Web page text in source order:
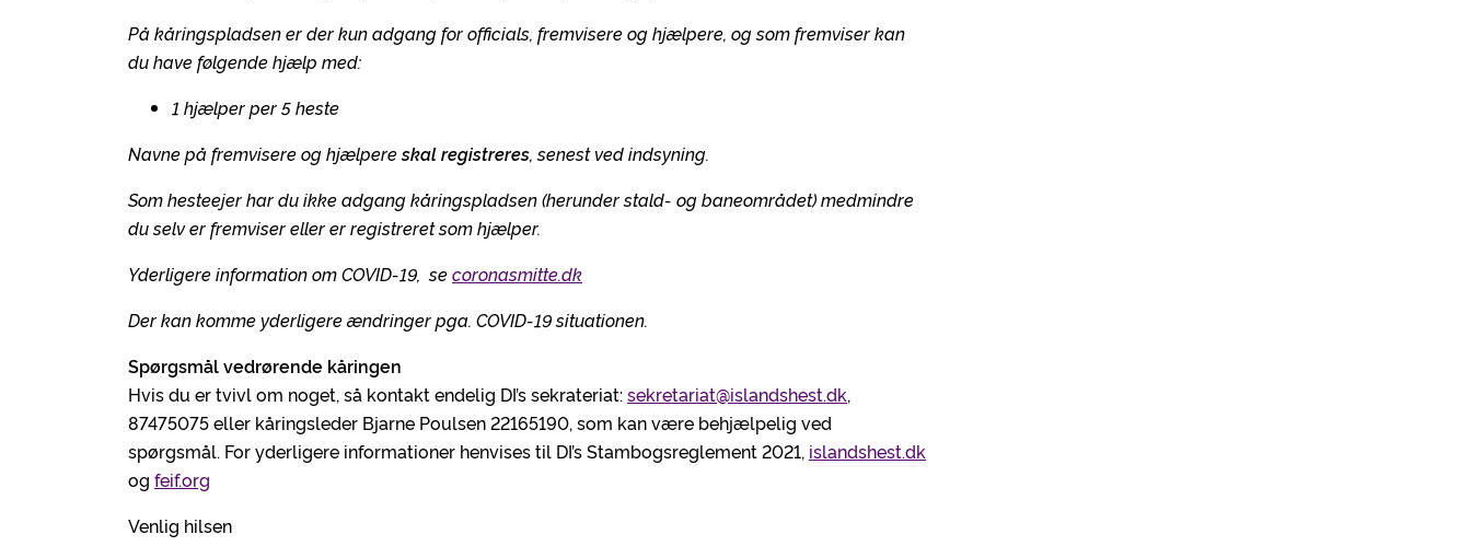
På kåringspladsen er der kun adgang for officials, fremvisere og hjælpere, og som fremviser kan
du have følgende hjælp med:
1 hjælper per 5 heste
Navne på fremvisere og hjælpereskal registreres, senest ved indsyning.
Som hesteejer har du ikke adgang kåringspladsen (herunder stald- og baneområdet) medmindre
du selv er fremviser eller er registreret som hjælper.
Yderligere information om COVID-19, secoronasmitte.dk
Der kan komme yderligere ændringer pga. COVID-19 situationen.
Spørgsmål vedrørende kåringen
Hvis du er tvivl om noget, så kontakt endelig DI’s sekrateriat:sekretariat@islandshest.dk,
87475075 eller kåringsleder Bjarne Poulsen 22165190, som kan være behjælpelig ved
spørgsmål. For yderligere informationer henvises til DI’s Stambogsreglement 2021, islandshest.dk
og feif.org
Venlig hilsen